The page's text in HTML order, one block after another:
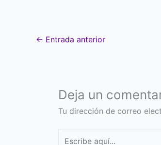
← Entrada anterior
Deja un
Tu dirección de correo